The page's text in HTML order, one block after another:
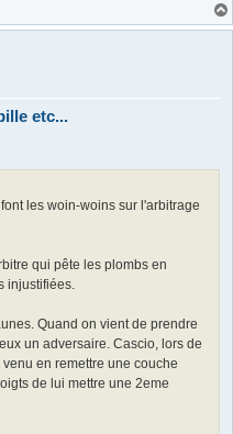
etc...
les woin-woins sur l'arbitrage
qui pête les plombs en
injustifiées.
Quand on vient de prendre
un adversaire. Cascio, lors de
en remettre une couche
de lui mettre une 2eme